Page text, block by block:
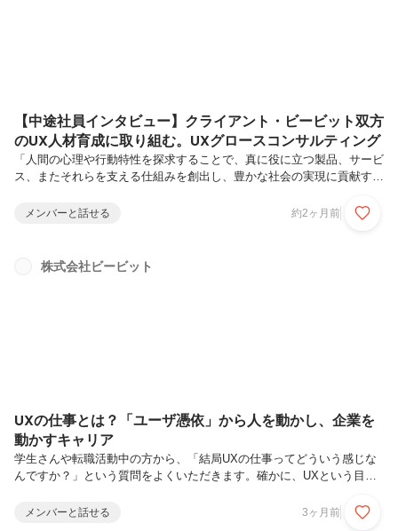
【中途社員インタビュー】クライアント・ビービット双方
のUX人材育成に取り組む。UXグロースコンサルティング
「人間の心理や行動特性を探求することで、真に役に立つ製品、サービ
ス、またそれらを支える仕組みを創出し、豊かな社会の実現に貢献す
タルを起点とした顧客接点の継続改善によるビジネス成長をサポートし
を整え、必要なスキルやマインドを定着させることがミッションです。
メンバーと話せる 約2ヶ月前
株式会社ビービット
UXの仕事とは？「ユーザ憑依」から人を動かし、企業を
動かすキャリア
学生さんや転職活動中の方から、「結局UXの仕事ってどういう感じな
んですか？」という質問をよくいただきます。確かに、UXという目に
いるのかを想像するのは難しいかもしれません。こうした疑問にお答え
メンバーと話せる 3ヶ月前